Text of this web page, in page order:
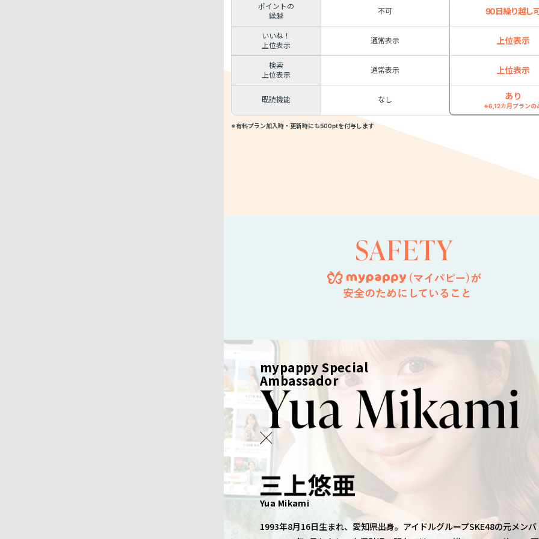
ポイントの
繰越
不可 90日繰り越し
いいね！
上位表示
通常表示 上位表示
検索
上位表示
通常表示 上位表示
既読機能 なし あり
※6,12カ月プランの
※有料プラン加入時・更新時にも500ptを付与します
mypappy（マイパピー）が安全の
mypappy(マイパピー)の よくある
よくある質問はこちら
mypappy Special
Ambassador
Yua Mikami
1993年8月16日生まれ、愛知県出身。アイドルグループSKE48の元メンバ